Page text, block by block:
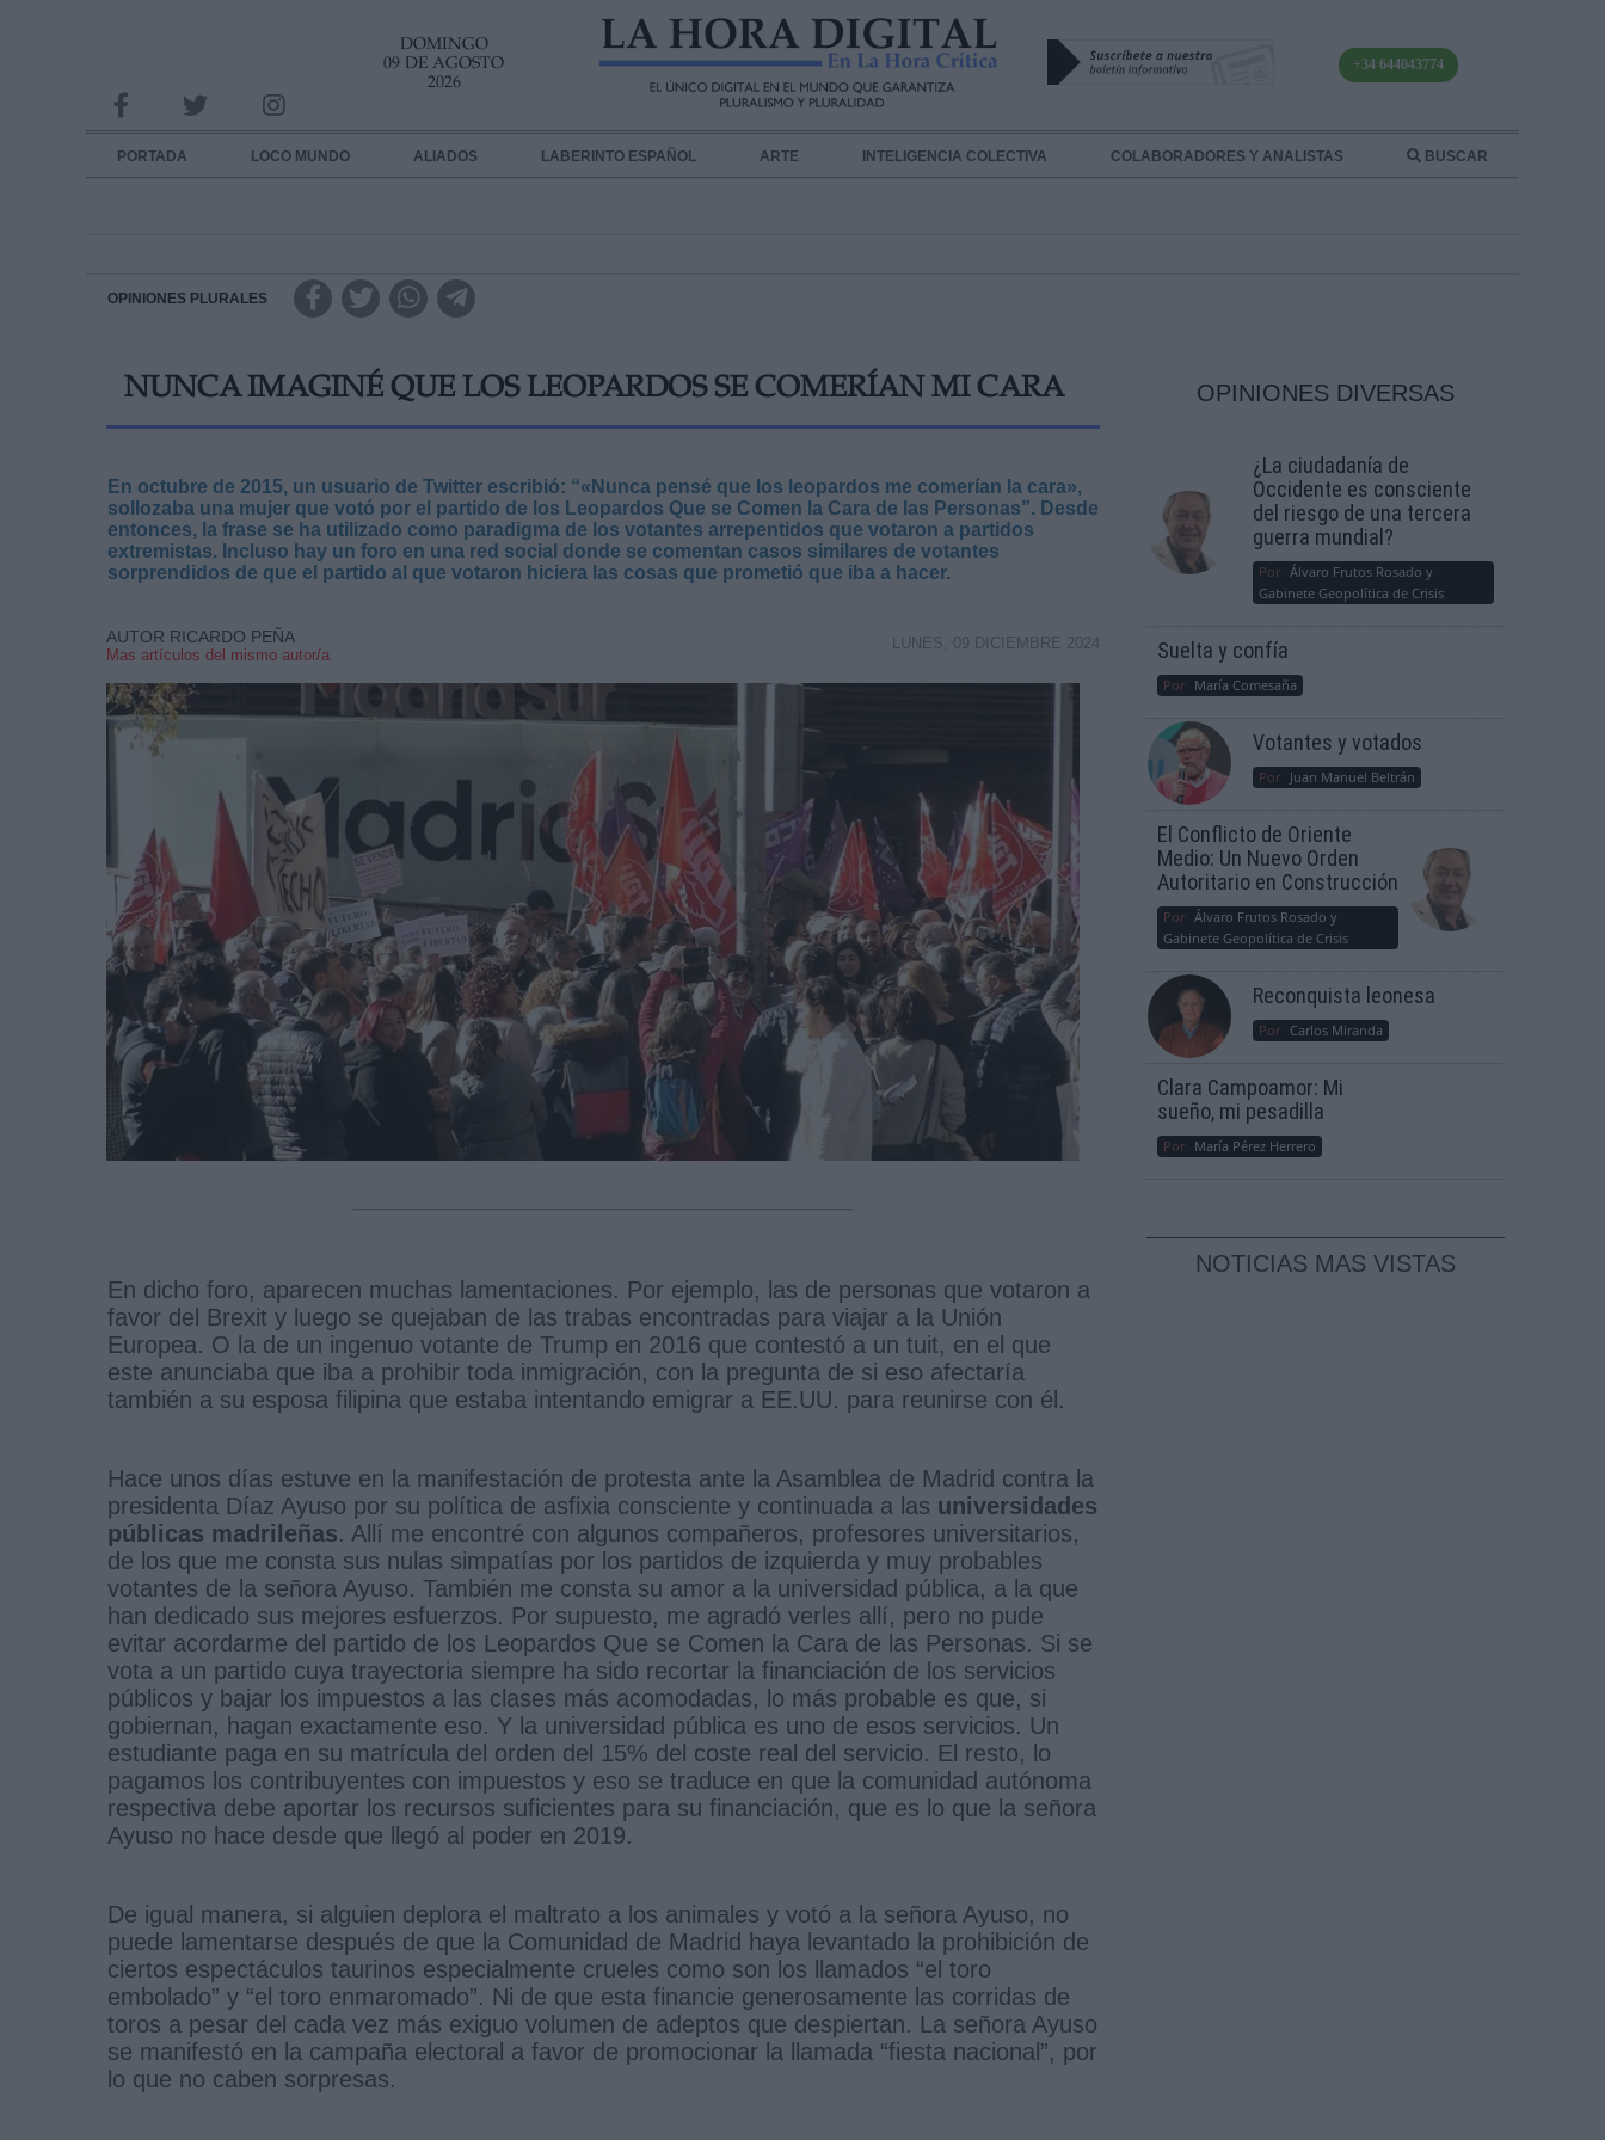
DOMINGO
09 DE AGOSTO
2026
+34 644043774
PORTADA LOCO MUNDO ALIADOS LABERINTO ESPAÑOL ARTE INTELIGENCIA COLECTIVA COLABORADORES Y ANALISTAS BUSCAR
OPINIONES PLURALES
NUNCA IMAGINÉ QUE LOS LEOPARDOS SE COMERÍAN MI CARA
En octubre de 2015, un usuario de Twitter escribió: “«Nunca pensé que los leopardos me comerían la cara»,
sollozaba una mujer que votó por el partido de los Leopardos Que se Comen la Cara de las Personas”. Desde
entonces, la frase se ha utilizado como paradigma de los votantes arrepentidos que votaron a partidos
extremistas. Incluso hay un foro en una red social donde se comentan casos similares de votantes
sorprendidos de que el partido al que votaron hiciera las cosas que prometió que iba a hacer.
AUTOR RICARDO PEÑA
Mas artículos del mismo autor/a
LUNES, 09 DICIEMBRE 2024
En dicho foro, aparecen muchas lamentaciones. Por ejemplo, las de personas que votaron a
favor del Brexit y luego se quejaban de las trabas encontradas para viajar a la Unión
Europea. O la de un ingenuo votante de Trump en 2016 que contestó a un tuit, en el que
este anunciaba que iba a prohibir toda inmigración, con la pregunta de si eso afectaría
también a su esposa filipina que estaba intentando emigrar a EE.UU. para reunirse con él.
Hace unos días estuve en la manifestación de protesta ante la Asamblea de Madrid contra la
presidenta Díaz Ayuso por su política de asfixia consciente y continuada a las universidades
públicas madrileñas. Allí me encontré con algunos compañeros, profesores universitarios,
de los que me consta sus nulas simpatías por los partidos de izquierda y muy probables
votantes de la señora Ayuso. También me consta su amor a la universidad pública, a la que
han dedicado sus mejores esfuerzos. Por supuesto, me agradó verles allí, pero no pude
evitar acordarme del partido de los Leopardos Que se Comen la Cara de las Personas. Si se
vota a un partido cuya trayectoria siempre ha sido recortar la financiación de los servicios
públicos y bajar los impuestos a las clases más acomodadas, lo más probable es que, si
gobiernan, hagan exactamente eso. Y la universidad pública es uno de esos servicios. Un
estudiante paga en su matrícula del orden del 15% del coste real del servicio. El resto, lo
pagamos los contribuyentes con impuestos y eso se traduce en que la comunidad autónoma
respectiva debe aportar los recursos suficientes para su financiación, que es lo que la señora
Ayuso no hace desde que llegó al poder en 2019.
De igual manera, si alguien deplora el maltrato a los animales y votó a la señora Ayuso, no
puede lamentarse después de que la Comunidad de Madrid haya levantado la prohibición de
ciertos espectáculos taurinos especialmente crueles como son los llamados “el toro
embolado” y “el toro enmaromado”. Ni de que esta financie generosamente las corridas de
toros a pesar del cada vez más exiguo volumen de adeptos que despiertan. La señora Ayuso
se manifestó en la campaña electoral a favor de promocionar la llamada “fiesta nacional”, por
lo que no caben sorpresas.
OPINIONES DIVERSAS
¿La ciudadanía de
Occidente es consciente
del riesgo de una tercera
guerra mundial?
Por Álvaro Frutos Rosado y
Gabinete Geopolítica de Crisis
Suelta y confía
Por María Comesaña
Votantes y votados
Por Juan Manuel Beltrán
El Conflicto de Oriente
Medio: Un Nuevo Orden
Autoritario en Construcción
Por Álvaro Frutos Rosado y
Gabinete Geopolítica de Crisis
Reconquista leonesa
Por Carlos Miranda
Clara Campoamor: Mi
sueño, mi pesadilla
Por María Pérez Herrero
NOTICIAS MAS VISTAS
INFORMACION SOBRE LA PROTECCIÓN DE TUS DATOS
Responsable:
Destinatarios:
link
Información adicional
link